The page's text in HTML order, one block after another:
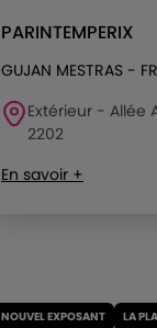
PARINTEMPERIX
GUJAN MESTRAS -
Extérieur - Allée
2202
En savoir +
NOUVEL EXPOSANT LA